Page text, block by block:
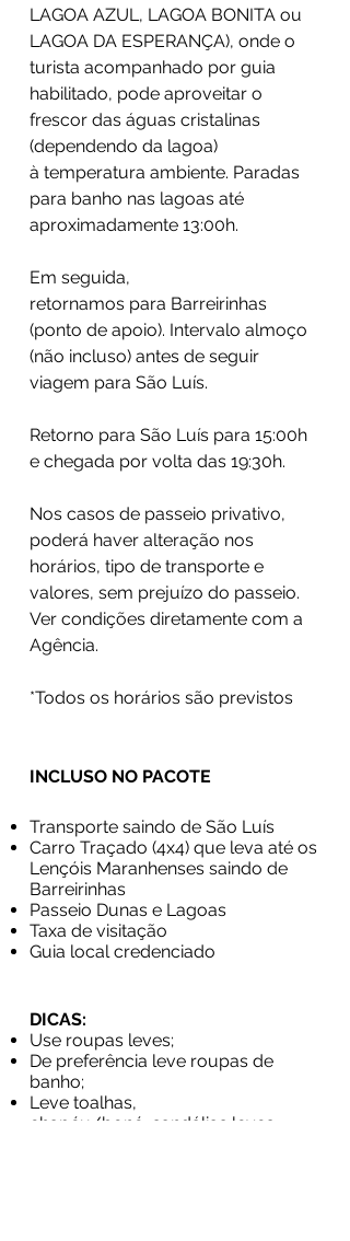
LAGOA AZUL, LAGOA BONITA ou
LAGOA DA ESPERANÇA), onde o
turista acompanhado por guia
habilitado, pode aproveitar o
frescor das águas cristalinas
(dependendo da lagoa)
à temperatura ambiente. Paradas
para banho nas lagoas até
aproximadamente 13:00h.
​Em seguida,
retornamos para Barreirinhas
(ponto de apoio). Intervalo almoço
(não incluso) antes de seguir
viagem para São Luís.
​Retorno para São Luís para 15:00h
e chegada por volta das 19:30h.
​Nos casos de passeio privativo,
poderá haver alteração nos
horários, tipo de transporte e
valores, sem prejuízo do passeio.
Ver condições diretamente com a
Agência.
*Todos os horários são previstos
INCLUSO NO PACOTE
Transporte saindo de São Luís
Carro Traçado (4x4) que leva até os
Lençóis Maranhenses saindo de
Barreirinhas
Passeio Dunas e Lagoas
Taxa de visitação
Guia local credenciado
DICAS:
Use roupas leves;
De preferência leve roupas de
banho;
Leve toalhas,
chapéu/boné, sandálias leves,